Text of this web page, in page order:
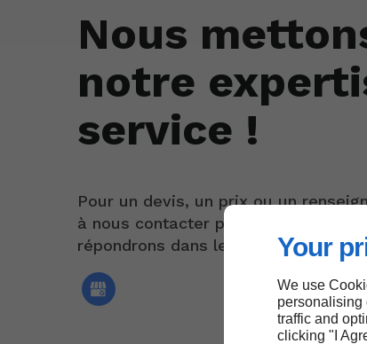
Your
We use
personalising
traffic and
clicking "I
Nous
notre
service !
Pour un devis, un prix ou un
à nous contacter par le formulaire
répondrons dans les plus brefs